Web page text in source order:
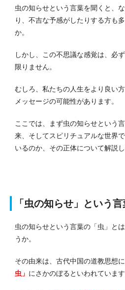
虫の知らせという言葉を聞くと、
り、不吉な予感がしたりする方も
か。
しかし、この不思議な感覚は、必
限りません。
むしろ、私たちの人生をより良い
メッセージの可能性があります。
ここでは、まず虫の知らせという
来、そしてスピリチュアルな世界
いるのか、その正体について解説し
「虫の知らせ」という
虫の知らせという言葉の「虫」と
うか。
その由来は、古代中国の道教思想
虫」 にさかのぼるといわれています